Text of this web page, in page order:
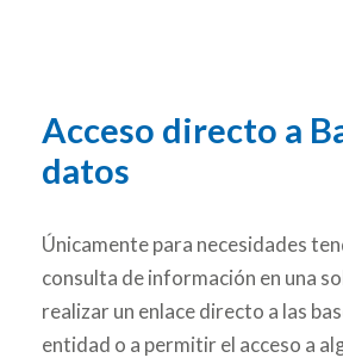
Acceso directo a
datos
Únicamente para necesidades
consulta de información en una
realizar un enlace directo a las
entidad o a permitir el acceso a